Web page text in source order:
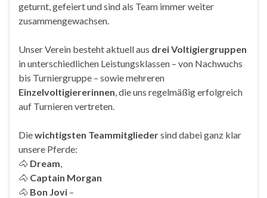
geturnt, gefeiert und sind als Team immer weiter
zusammengewachsen.
Unser Verein besteht aktuell aus drei Voltigiergruppen
in unterschiedlichen Leistungsklassen – von Nachwuchs
bis Turniergruppe – sowie mehreren
Einzelvoltigiererinnen, die uns regelmäßig erfolgreich
auf Turnieren vertreten.
Diewichtigsten Teammitgliedersind dabei ganz klar
unsere Pferde:
🐴 Dream,
🐴 Captain Morgan
🐴 Bon Jovi –